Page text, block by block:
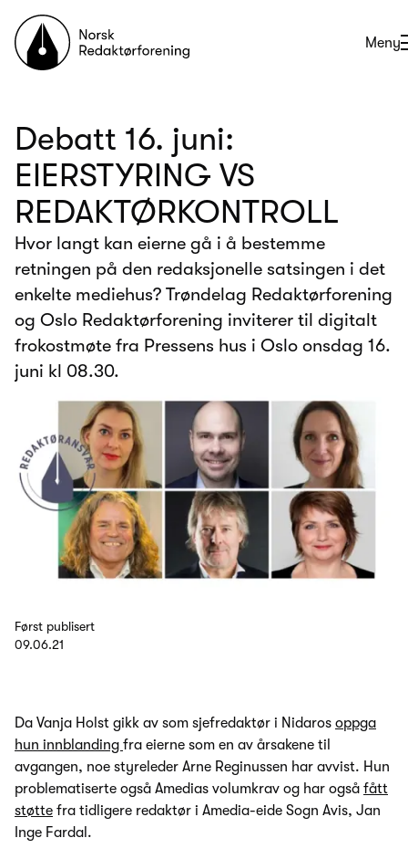
Til forsiden
Åpne
Meny
Debatt 16. juni:
EIERSTYRING VS
REDAKTØRKONTROLL
Hvor langt kan eierne gå i å bestemme
retningen på den redaksjonelle satsingen i det
enkelte mediehus? Trøndelag Redaktørforening
og Oslo Redaktørforening inviterer til digitalt
frokostmøte fra Pressens hus i Oslo onsdag 16.
juni kl 08.30.
Først publisert
09.06.21
Da Vanja Holst gikk av som sjefredaktør i Nidaros oppga
hun innblanding fra eierne som en av årsakene til
avgangen, noe styreleder Arne Reginussen har avvist. Hun
problematiserte også Amedias volumkrav og har også fått
støtte fra tidligere redaktør i Amedia-eide Sogn Avis, Jan
Inge Fardal.